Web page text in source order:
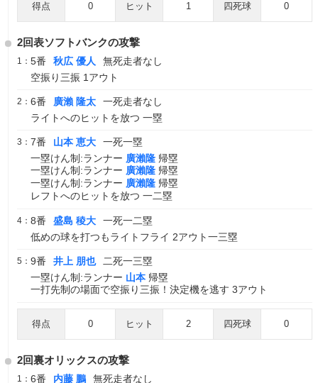
得点 0 ヒット 1 四死球 0
2回表ソフトバンクの攻撃
1： 5番 秋広 優人
無死走者なし
空振り三振 1アウト
2： 6番 廣瀨 隆太
一死走者なし
ライトへのヒットを放つ 一塁
3： 7番 山本 恵大
一死一塁
一塁けん制:ランナー 廣瀨隆 帰塁
一塁けん制:ランナー 廣瀨隆 帰塁
一塁けん制:ランナー 廣瀨隆 帰塁
レフトへのヒットを放つ 一二塁
4： 8番 盛島 稜大
一死一二塁
低めの球を打つもライトフライ 2アウト一三塁
5： 9番 井上 朋也
二死一三塁
一塁けん制:ランナー 山本 帰塁
一打先制の場面で空振り三振！決定機を逃す 3アウト
得点 0 ヒット 2 四死球 0
2回裏オリックスの攻撃
1： 6番 内藤 鵬
無死走者なし